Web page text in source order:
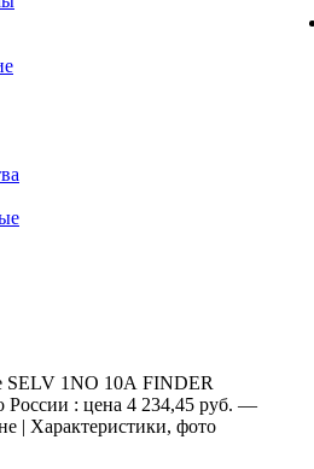
SELV 1NO 10А FINDER
России : цена 4 234,45 руб. —
| Характеристики, фото